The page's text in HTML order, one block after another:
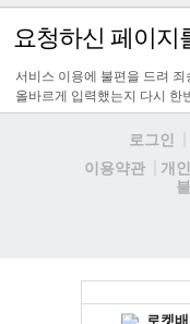
요청하신 페이지
서비스 이용에 불편을 드려
올바르게 입력했는지 다시 한
로그인
이용약관
개